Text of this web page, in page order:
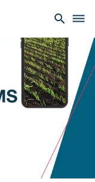
search dehaze